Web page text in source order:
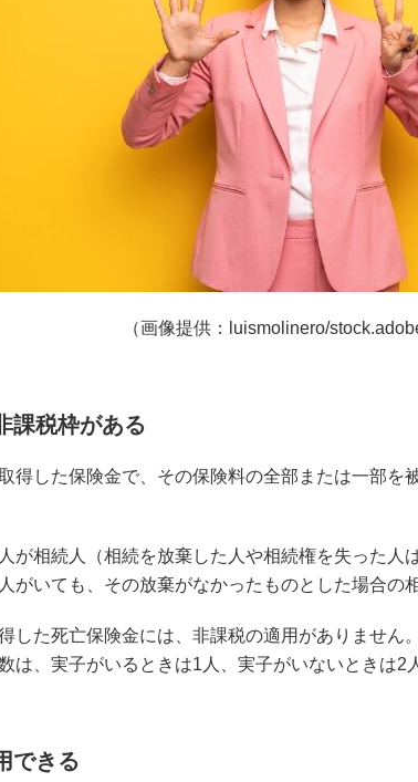
（画像提供：luismolinero/
課税枠がある
得した保険金で、その保険料の全部または一部を
が相続人（相続を放棄した人や相続権を失った人
がいても、その放棄がなかったものとした場合の
した死亡保険金には、非課税の適用がありません
は、実子がいるときは1人、実子がいないときは2
できる